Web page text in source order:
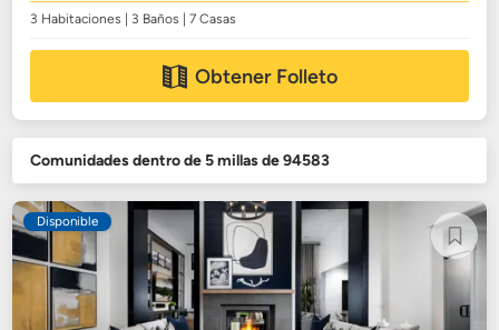
3 Habitaciones | 3 Baños | 7 Casas
Obtener Folleto
Comunidades dentro de 5 millas de 94583
Disponible